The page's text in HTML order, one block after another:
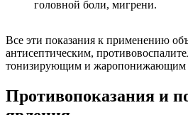
головной боли, мигрени.
Все эти показания к применению
антисептическим,
тонизирующим и жаропонижающим
Противопоказания и